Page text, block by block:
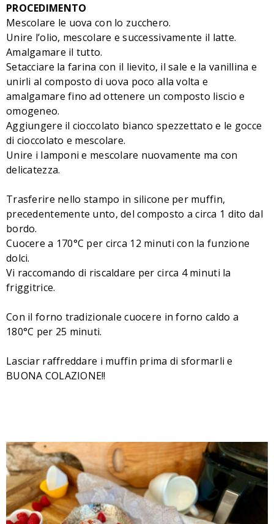
PROCEDIMENTO
Mescolare le uova con lo zucchero.
Unire l’olio, mescolare e successivamente il latte.
Amalgamare il tutto.
Setacciare la farina con il lievito, il sale e la vanillina e
unirli al composto di uova poco alla volta e
amalgamare fino ad ottenere un composto liscio e
omogeneo.
Aggiungere il cioccolato bianco spezzettato e le gocce
di cioccolato e mescolare.
Unire i lamponi e mescolare nuovamente ma con
delicatezza.
Trasferire nello stampo in silicone per muffin,
precedentemente unto, del composto a circa 1 dito dal
bordo.
Cuocere a 170°C per circa 12 minuti con la funzione
dolci.
Vi raccomando di riscaldare per circa 4 minuti la
friggitrice.
Con il forno tradizionale cuocere in forno caldo a
180°C per 25 minuti.
Lasciar raffreddare i muffin prima di sformarli e
BUONA COLAZIONE!!